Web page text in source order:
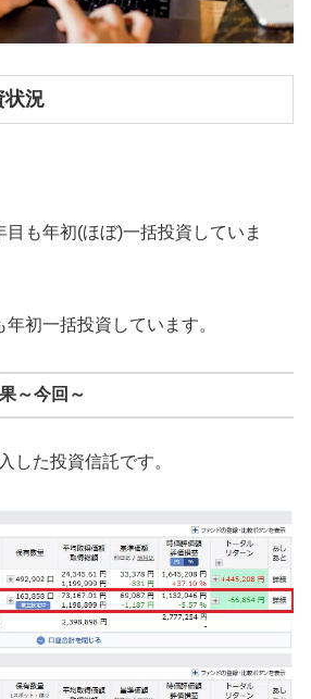
状況
も年初(ほぼ)一括投資していま
初一括投資しています。
～今回～
した投資信託です。